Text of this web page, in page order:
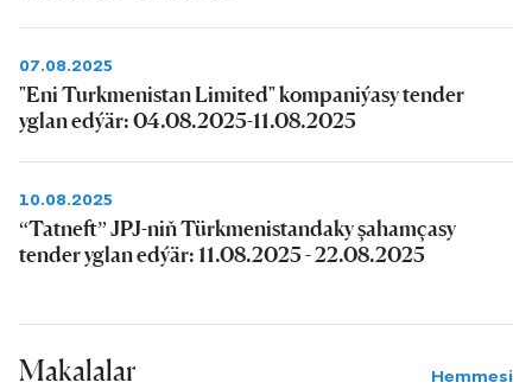
07.08.2025
"Eni Turkmenistan Limited" kompaniýasy tender
yglan edýär: 04.08.2025-11.08.2025
10.08.2025
“Tatneft” JPJ-niň Türkmenistandaky şahamçasy
tender yglan edýär: 11.08.2025 - 22.08.2025
Makalalar Hemmesi